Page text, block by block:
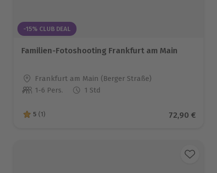
-15% CLUB DEAL
Familien-Fotoshooting Frankfurt am Main
Standort
Frankfurt am Main (Berger Straße)
Anzahl der Teilnehmer
1-6 Pers. 1 Std
5 von 5 Sternen basierend auf 1 Bewertungen
5 (1) Aktueller
72,90 €